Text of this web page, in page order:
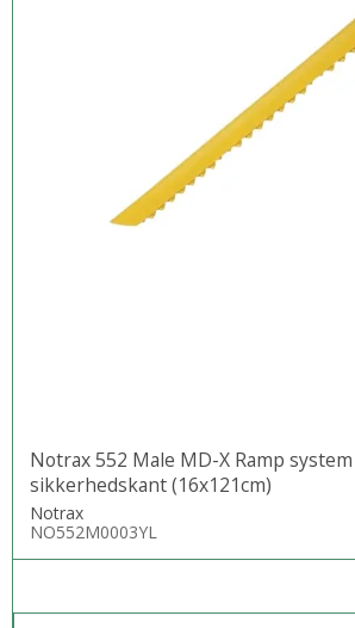
Notrax 552 Male MD-X Ramp
sikkerhedskant (16x121cm)
Notrax
NO552M0003YL